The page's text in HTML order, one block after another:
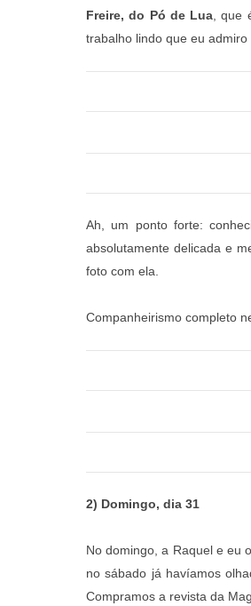
Freire, do Pó de Lua , que
trabalho lindo que eu admiro
Ah, um ponto forte:
absolutamente delicada e
foto com ela.
Companheirismo completo
2) Domingo, dia 31
No domingo, a Raquel e eu
no sábado já havíamos
Compramos a revista da